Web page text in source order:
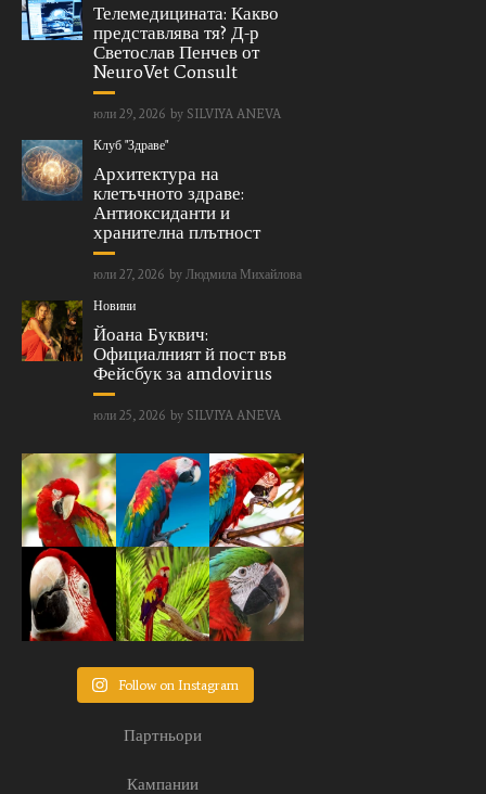
Телемедицината: Какво
представлява тя? Д-р
Светослав Пенчев от
NeuroVet Consult
юли 29, 2026 by SILVIYA ANEVA
Клуб "Здраве"
Архитектура на
клетъчното здраве:
Антиоксиданти и
хранителна плътност
юли 27, 2026 by Людмила Михайлова
Новини
Йоана Буквич:
Официалният й пост във
Фейсбук за amdovirus
юли 25, 2026 by SILVIYA ANEVA
Follow on Instagram
Партньори
Кампании